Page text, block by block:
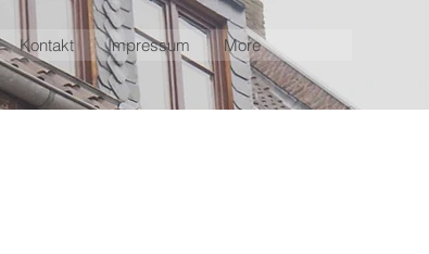
Kontakt Impressum More